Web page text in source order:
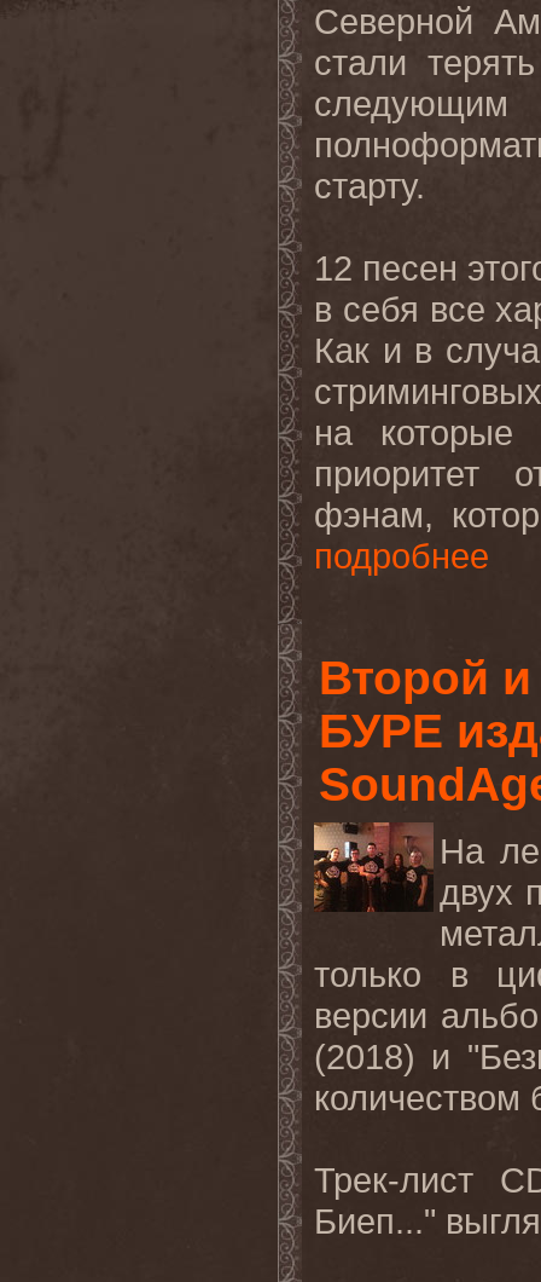
Северной
стали
старту.
12 песен
в себя все
Как и в
на которые
приоритет
фэнам,
подробнее
Второй
БУРЕ
На
двух
только в
версии
(2018) и
количеством
Трек-лист
Биеп​.​.​."